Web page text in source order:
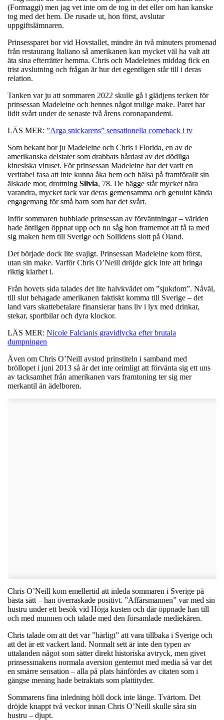
(Formaggi) men jag vet inte om de tog in det eller om han kanske
tog med det hem. De rusade ut, hon först, avslutar
uppgiftslämnaren.
Prinsessparet bor vid Hovstallet, mindre än två minuters promenad
från restaurang Italiano så amerikanen kan mycket väl ha valt att
äta sina efterrätter hemma. Chris och Madeleines middag fick en
trist avslutning och frågan är hur det egentligen står till i deras
relation.
Tanken var ju att sommaren 2022 skulle gå i glädjens tecken för
prinsessan Madeleine och hennes något trulige make. Paret har
lidit svårt under de senaste två årens coronapandemi.
LÄS MER: ”Arga snickarens” sensationella comeback i tv
Som bekant bor ju Madeleine och Chris i Florida, en av de
amerikanska delstater som drabbats hårdast av det dödliga
kinesiska viruset. För prinsessan Madeleine har det varit en
veritabel fasa att inte kunna åka hem och hälsa på framförallt sin
älskade mor, drottning Silvia, 78. De bägge står mycket nära
varandra, mycket tack var deras gemensamma och genuint kända
engagemang för små barn som har det svårt.
Inför sommaren bubblade prinsessan av förväntningar – världen
hade äntligen öppnat upp och nu såg hon framemot att få ta med
sig maken hem till Sverige och Sollidens slott på Öland.
Det började dock lite svajigt. Prinsessan Madeleine kom först,
utan sin make. Varför Chris O’Neill dröjde gick inte att bringa
riktig klarhet i.
Från hovets sida talades det lite halvkvädet om ”sjukdom”. Nåväl,
till slut behagade amerikanen faktiskt komma till Sverige – det
land vars skattebetalare finansierar hans liv i lyx med drinkar,
stekar, sportbilar och dyra klockor.
LÄS MER: Nicole Falcianis gravidlycka efter brutala
dumpningen
Även om Chris O’Neill avstod prinstiteln i samband med
bröllopet i juni 2013 så är det inte orimligt att förvänta sig ett uns
av tacksamhet från amerikanen vars framtoning ter sig mer
merkantil än ädelboren.
Chris O’Neill kom emellertid att inleda sommaren i Sverige på
bästa sätt – han överraskade positivt. ”Affärsmannen” var med sin
hustru under ett besök vid Höga kusten och där öppnade han till
och med munnen och talade med den församlade mediekåren.
Chris talade om att det var ”härligt” att vara tillbaka i Sverige och
att det är ett vackert land. Normalt sett är inte den typen av
uttalanden något som sätter direkt historiska avtryck, men givet
prinsessmakens normala aversion gentemot med media så var det
en smärre sensation – alla på plats hänfördes av citaten som i
gängse mening hade betraktats som plattityder.
Sommarens fina inledning höll dock inte länge. Tvärtom. Det
dröjde knappt två veckor innan Chris O’Neill skulle såra sin
hustru – djupt.